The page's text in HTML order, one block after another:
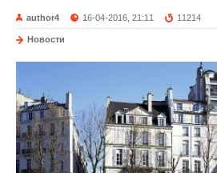
author4 16-04-2016, 21:11 11214
Новости